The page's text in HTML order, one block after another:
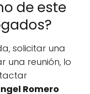
de este
solicitar una
una reunión, lo
Romero